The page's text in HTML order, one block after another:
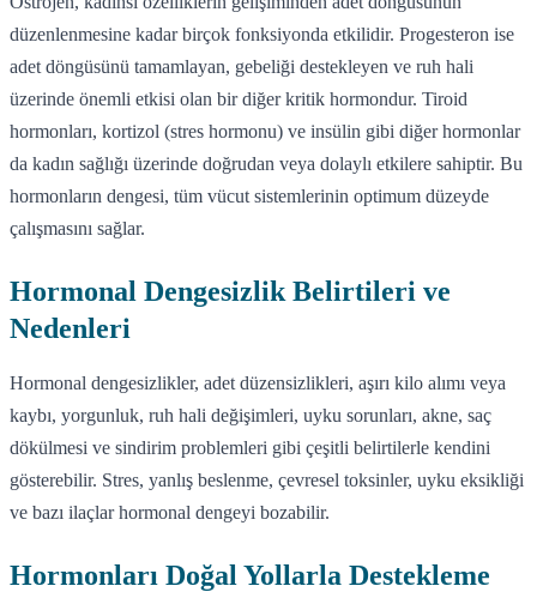
düzenlenmesine kadar birçok fonksiyonda etkilidir. Progesteron ise
adet döngüsünü tamamlayan, gebeliği destekleyen ve ruh hali
üzerinde önemli etkisi olan bir diğer kritik hormondur. Tiroid
hormonları, kortizol (stres hormonu) ve insülin gibi diğer hormonlar
da kadın sağlığı üzerinde doğrudan veya dolaylı etkilere sahiptir. Bu
hormonların dengesi, tüm vücut sistemlerinin optimum düzeyde
çalışmasını sağlar.
Hormonal Dengesizlik Belirtileri ve
Nedenleri
Hormonal dengesizlikler, adet düzensizlikleri, aşırı kilo alımı veya
kaybı, yorgunluk, ruh hali değişimleri, uyku sorunları, akne, saç
dökülmesi ve sindirim problemleri gibi çeşitli belirtilerle kendini
gösterebilir. Stres, yanlış beslenme, çevresel toksinler, uyku eksikliği
ve bazı ilaçlar hormonal dengeyi bozabilir.
Hormonları Doğal Yollarla Destekleme